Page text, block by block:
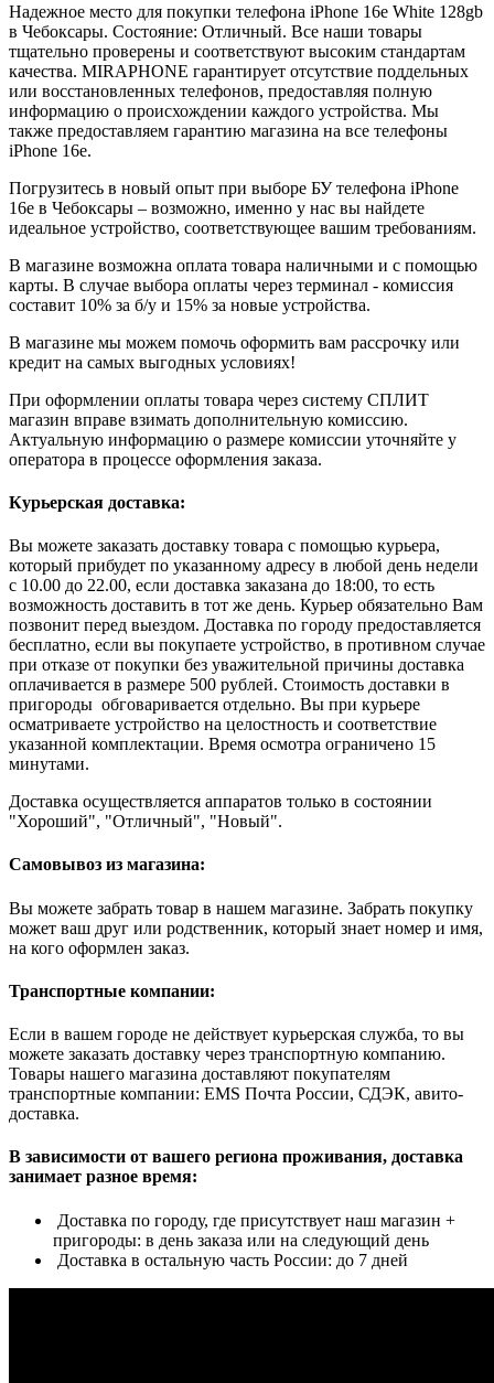
Надежное место для покупки телефона iPhone 16e White 128gb
в Чебоксары. Состояние: Отличный. Все наши товары
тщательно проверены и соответствуют высоким стандартам
качества. MIRAPHONE гарантирует отсутствие поддельных
или восстановленных телефонов, предоставляя полную
информацию о происхождении каждого устройства. Мы
также предоставляем гарантию магазина на все телефоны
iPhone 16e.
Погрузитесь в новый опыт при выборе БУ телефона iPhone
16e в Чебоксары – возможно, именно у нас вы найдете
идеальное устройство, соответствующее вашим требованиям.
В магазине возможна оплата товара наличными и с помощью
карты. В случае выбора оплаты через терминал - комиссия
составит 10% за б/у и 15% за новые устройства.
В магазине мы можем помочь оформить вам рассрочку или
кредит на самых выгодных условиях!
При оформлении оплаты товара через систему СПЛИТ
магазин вправе взимать дополнительную комиссию.
Актуальную информацию о размере комиссии уточняйте у
оператора в процессе оформления заказа.
Курьерская доставка:
Вы можете заказать доставку товара с помощью курьера,
который прибудет по указанному адресу в любой день недели
с 10.00 до 22.00, если доставка заказана до 18:00, то есть
возможность доставить в тот же день. Курьер обязательно Вам
позвонит перед выездом. Доставка по городу предоставляется
бесплатно, если вы покупаете устройство, в противном случае
при отказе от покупки без уважительной причины доставка
оплачивается в размере 500 рублей. Стоимость доставки в
пригороды обговаривается отдельно. Вы при курьере
осматриваете устройство на целостность и соответствие
указанной комплектации. Время осмотра ограничено 15
минутами.
Доставка осуществляется аппаратов только в состоянии
"Хороший", "Отличный", "Новый".
Самовывоз из магазина:
Вы можете забрать товар в нашем магазине. Забрать покупку
может ваш друг или родственник, который знает номер и имя,
на кого оформлен заказ.
Транспортные компании:
Если в вашем городе не действует курьерская служба, то вы
можете заказать доставку через транспортную компанию.
Товары нашего магазина доставляют покупателям
транспортные компании: EMS Почта России, СДЭК, авито-
доставка.
В зависимости от вашего региона проживания, доставка
занимает разное время:
Доставка по городу, где присутствует наш магазин +
пригороды: в день заказа или на следующий день
Доставка в остальную часть России: до 7 дней